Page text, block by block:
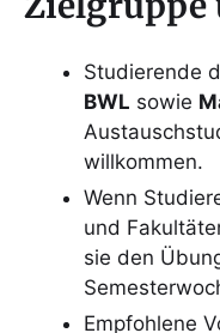
Studierende
BWL sowie
willkommen.
Wenn
und
sie den
Empfohlene